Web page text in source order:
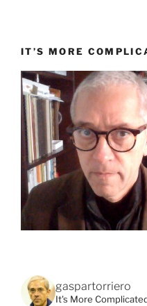
IT’S MORE
gaspartorriero
It's More